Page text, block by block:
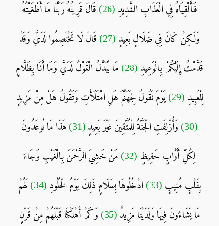
فَأَلْقِيَاهُ فِي الْعَذَابِ الشَّدِيدِ (26) قَالَ قَرِينُهُ رَبَّنَا مَا أَطْغَيْتُهُ
وَلَكِنْ كَانَ فِي ضَلَالٍ بَعِيدٍ (27) قَالَ لَا تَخْتَصِمُوا لَدَيَّ وَقَدْ
قَدَّمْتُ إِلَيْكُمْ بِالْوَعِيدِ (28) مَا يُبَدَّلُ الْقَوْلُ لَدَيَّ وَمَا أَنَا بِظَلَّامٍ
لِلْعَبِيدِ (29) يَوْمَ نَقُولُ لِجَهَنَّمَ هَلِ امْتَلَأْتِ وَتَقُولُ هَلْ مِنْ مَزِيدٍ
(30) وَأُزْلِفَتِ الْجَنَّةُ لِلْمُتَّقِينَ غَيْرَ بَعِيدٍ (31) هَذَا مَا تُوعَدُونَ
لِكُلِّ أَوَّابٍ حَفِيظٍ (32) مَنْ خَشِيَ الرَّحْمَنَ بِالْغَيْبِ وَجَاءَ
بِقَلْبٍ مُنِيبٍ (33) ادْخُلُوهَا بِسَلَامٍ ذَلِكَ يَوْمُ الْخُلُودِ (34) لَهُمْ
مَا يَشَاءُونَ فِيهَا وَلَدَيْنَا مَزِيدٌ (35) وَكَمْ أَهْلَكْنَا قَبْلَهُمْ مِنْ قَرْنٍ